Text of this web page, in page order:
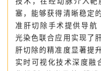
在肝段水平，门
致。笔者中心在国内率
技术，在经动脉介入
塞，能够获得清晰稳定
准肝切除手术提供导航
光染色联合应用实现了